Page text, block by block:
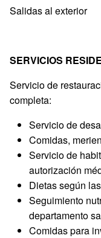
Salidas al exterior
SERVICIOS
Servicio de
completa:
Servicio de
Comidas,
Servicio de
autorización
Dietas según
Seguimiento
departamento
Comidas para